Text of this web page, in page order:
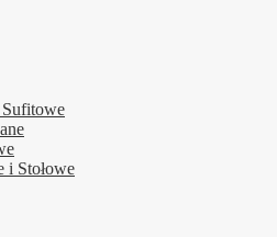
Stołowe